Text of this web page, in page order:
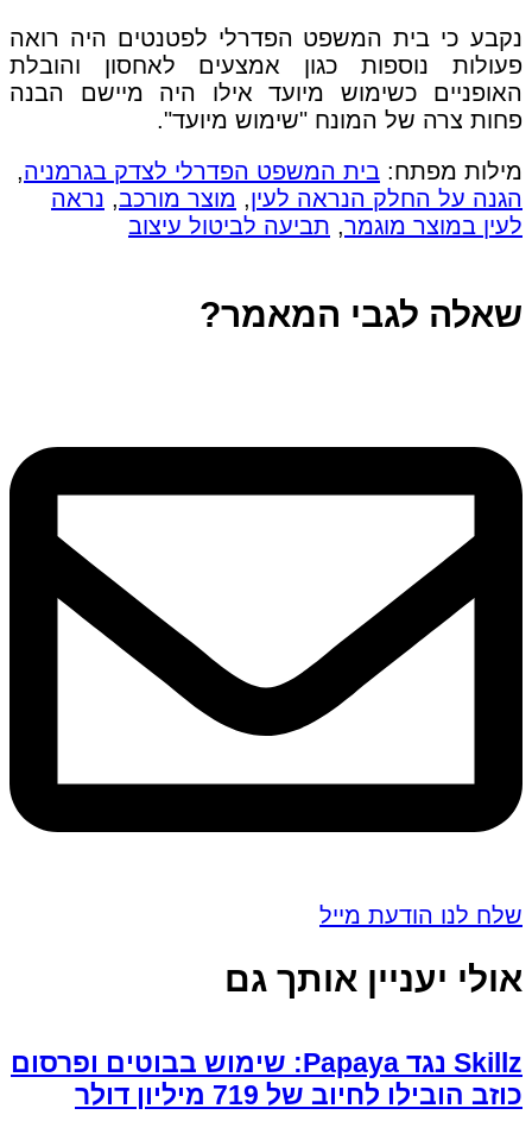
נקבע כי בית המשפט הפדרלי לפטנטים היה רואה
פעולות נוספות כגון אמצעים לאחסון והובלת
האופניים כשימוש מיועד אילו היה מיישם הבנה
פחות צרה של המונח "שימוש מיועד".
מילות מפתח: בית המשפט הפדרלי לצדק בגרמניה,
הגנה על החלק הנראה לעין, מוצר מורכב, נראה
לעין במוצר מוגמר, תביעה לביטול עיצוב
שאלה לגבי המאמר?
שלח לנו הודעת מייל
אולי יעניין אותך גם
Skillz נגד Papaya: שימוש בבוטים ופרסום
כוזב הובילו לחיוב של 719 מיליון דולר